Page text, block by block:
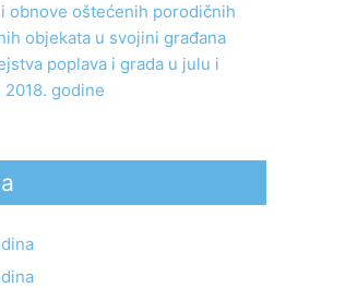
obnove oštećenih porodičnih
objekata u svojini građana
poplava i grada u julu i
2018. godine